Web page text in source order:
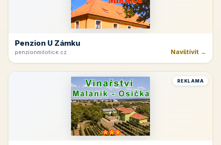
Penzion U Zámku
penzionmilotice.cz Navštívit →
REKLAMA